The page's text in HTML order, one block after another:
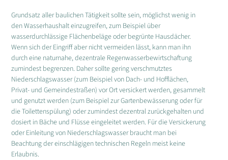
Grundsatz aller baulichen Tätigkeit sollte sein, möglichst wenig in
den Wasserhaushalt einzugreifen, zum Beispiel über
wasserdurchlässige Flächenbeläge oder begrünte Hausdächer.
Wenn sich der Eingriff aber nicht vermeiden lässt, kann man ihn
durch eine naturnahe, dezentrale Regenwasserbewirtschaftung
zumindest begrenzen. Daher sollte gering verschmutztes
Niederschlagswasser (zum Beispiel von Dach- und Hofflächen,
Privat- und Gemeindestraßen) vor Ort versickert werden, gesammelt
und genutzt werden (zum Beispiel zur Gartenbewässerung oder für
die Toilettenspülung) oder zumindest dezentral zurückgehalten und
dosiert in Bäche und Flüsse eingeleitet werden. Für die Versickerung
oder Einleitung von Niederschlagswasser braucht man bei
Beachtung der einschlägigen technischen Regeln meist keine
Erlaubnis.